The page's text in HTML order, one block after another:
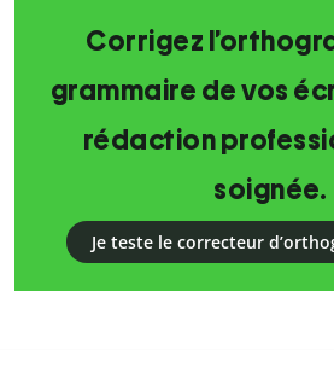
Corrigez
grammaire de vos
rédaction
soignée.
Je teste le correcteur